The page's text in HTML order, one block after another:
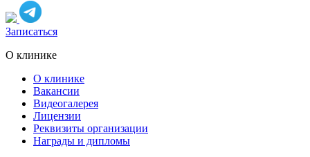
Записаться
О клинике
О клинике
Вакансии
Видеогалерея
Лицензии
Реквизиты организации
Награды и дипломы